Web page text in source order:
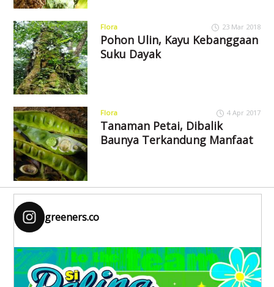
Flora 23 Mar 2018
Pohon Ulin, Kayu Kebanggaan
Suku Dayak
Flora 4 Apr 2017
Tanaman Petai, Dibalik
Baunya Terkandung Manfaat
greeners.co